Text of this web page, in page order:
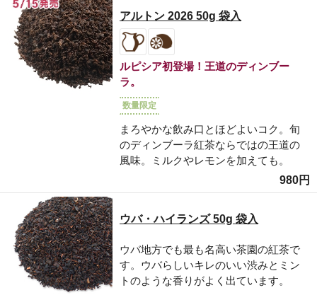
アルトン 2026 50g 袋入
ルピシア初登場！王道のディンブー
ラ。
数量限定
まろやかな飲み口とほどよいコク。旬
のディンブーラ紅茶ならではの王道の
風味。ミルクやレモンを加えても。
980円
ウバ・ハイランズ 50g 袋入
ウバ地方でも最も名高い茶園の紅茶で
す。ウバらしいキレのいい渋みとミン
トのような香りがよく出ています。